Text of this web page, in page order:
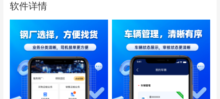
软件详情